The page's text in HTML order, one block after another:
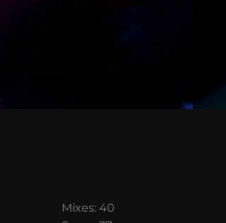
Mixes: 40